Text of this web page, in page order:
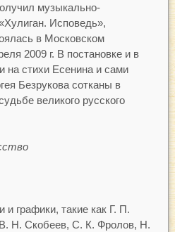
музыкально-
Исповедь»,
в Московском
2009 г. В постановке и в
на стихи Есенина и сами
Безрукова сотканы в
великого русского
графики, такие как Г. П.
Н. Скобеев, С. К. Фролов, Н.